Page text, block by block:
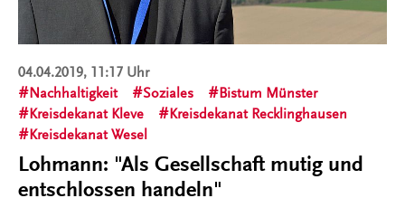
04.04.2019, 11:17 Uhr
Nachhaltigkeit
Soziales
Bistum Münster
Kreisdekanat Kleve
Kreisdekanat Recklinghausen
Kreisdekanat Wesel
Lohmann: "Als Gesellschaft mutig und
entschlossen handeln"